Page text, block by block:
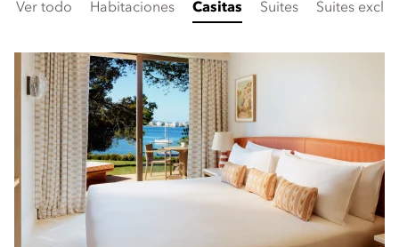
Ver todo Habitaciones Casitas Suites Suites